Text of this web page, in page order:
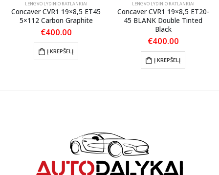
LENGVO LYDINIO RATLANKIAI
Concaver CVR1 19×8,5 ET45
5×112 Carbon Graphite
€400.00
Į KREPŠELĮ
LENGVO LYDINIO RATLANKIAI
Concaver CVR1 19×8,5 ET20-
45 BLANK Double Tinted
Black
€400.00
Į KREPŠELĮ